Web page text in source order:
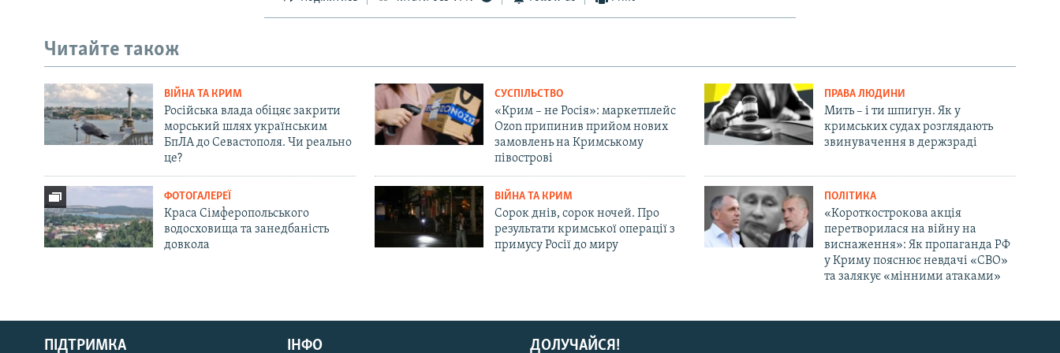
Русский
Qırımtatar
Читайте також
ВІЙНА ТА КРИМ
Російська влада обіцяє закрити
морський шлях українським
БпЛА до Севастополя. Чи реально
це?
СУСПІЛЬСТВО
«Крим – не Росія»: маркетплейс
Ozon припинив прийом нових
замовлень на Кримському
півострові
ПРАВА ЛЮДИНИ
Мить – і ти шпигун. Як у
кримських судах розглядають
звинувачення в держзраді
ФОТОГАЛЕРЕЇ
Краса Сімферопольського
водосховища та занедбаність
довкола
ВІЙНА ТА КРИМ
Сорок днів, сорок ночей. Про
результати кримської операції з
примусу Росії до миру
ПОЛІТИКА
«Короткострокова акція
перетворилася на війну на
виснаження»: Як пропаганда РФ
у Криму пояснює невдачі «СВО»
та залякує «мінними атаками»
ДОЛУЧАЙСЯ!
ПІДТРИМКА ІНФО